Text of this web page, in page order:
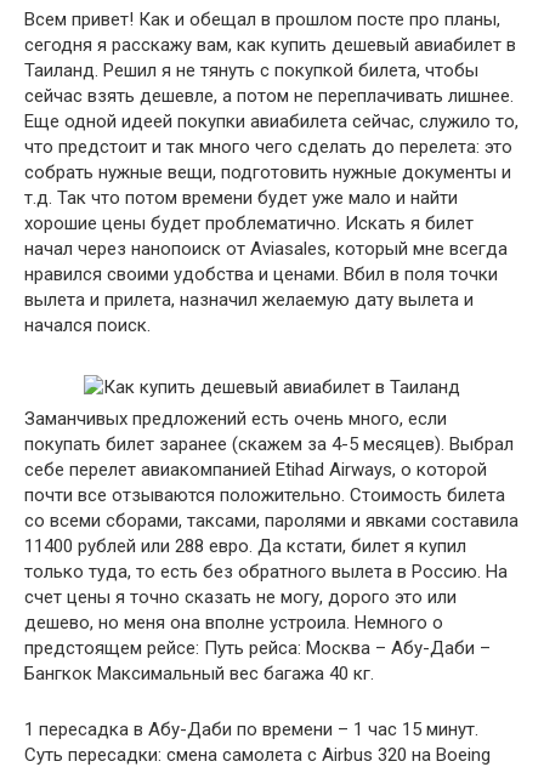
Всем привет! Как и обещал в прошлом посте про планы,
сегодня я расскажу вам, как купить дешевый авиабилет в
Таиланд. Решил я не тянуть с покупкой билета, чтобы
сейчас взять дешевле, а потом не переплачивать лишнее.
Еще одной идеей покупки авиабилета сейчас, служило то,
что предстоит и так много чего сделать до перелета: это
собрать нужные вещи, подготовить нужные документы и
т.д. Так что потом времени будет уже мало и найти
хорошие цены будет проблематично. Искать я билет
начал через нанопоиск от Aviasales, который мне всегда
нравился своими удобства и ценами. Вбил в поля точки
вылета и прилета, назначил желаемую дату вылета и
начался поиск.
Заманчивых предложений есть очень много, если
покупать билет заранее (скажем за 4-5 месяцев). Выбрал
себе перелет авиакомпанией Etihad Airways, о которой
почти все отзываются положительно. Стоимость билета
со всеми сборами, таксами, паролями и явками составила
11400 рублей или 288 евро. Да кстати, билет я купил
только туда, то есть без обратного вылета в Россию. На
счет цены я точно сказать не могу, дорого это или
дешево, но меня она вполне устроила. Немного о
предстоящем рейсе: Путь рейса: Москва – Абу-Даби –
Бангкок Максимальный вес багажа 40 кг.
1 пересадка в Абу-Даби по времени – 1 час 15 минут.
Суть пересадки: смена самолета с Airbus 320 на Boeing